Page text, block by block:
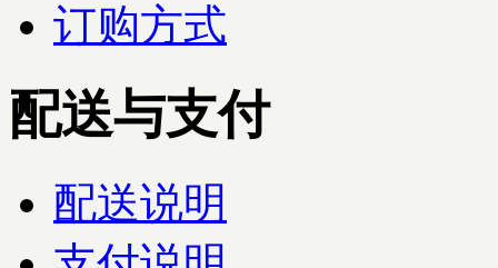
订购方式
配送与支付
配送说明